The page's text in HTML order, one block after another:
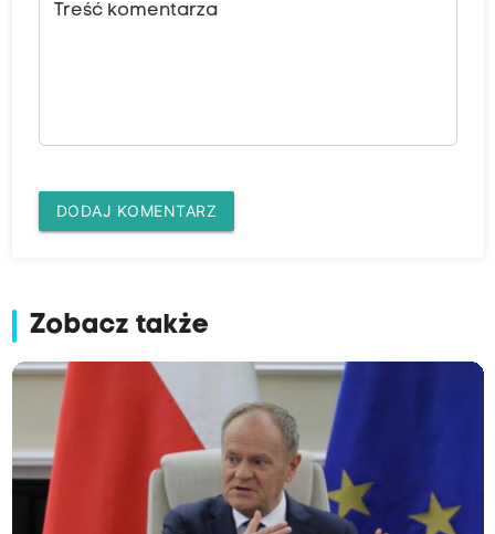
Treść komentarza
DODAJ KOMENTARZ
Zobacz także